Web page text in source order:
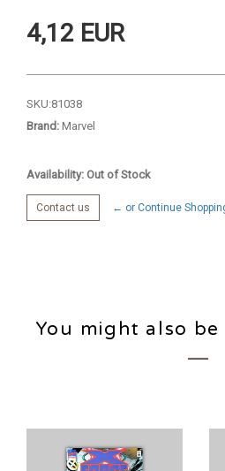
4,12 EUR
SKU:81038
Brand: Marvel
Availability: Out of Stock
Contact us ← or Continue
You might also